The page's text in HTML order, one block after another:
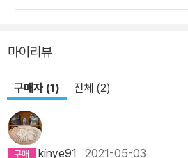
『영원한 빨강』(1960)의 새로운 서문
한다는 의견을 내려놓는 일은 없으리라’
재방식에 대한 변함없는 거부인데, 그는
했다. 그러나 1989년 동유럽의 공산정권
91년 소련의 붕괴를 바라보며 교조적으
주의)에 대한 비판 역시 외면하지 않는다.
마이리뷰
구매자 (1) 전체 (2)
kinye91 2021-05-03